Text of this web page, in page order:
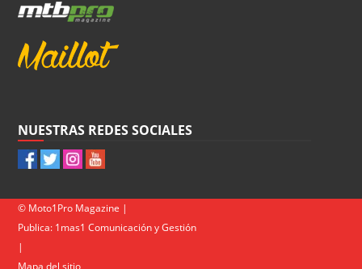
NUESTRAS REDES SOCIALES
© Moto1Pro Magazine |
Publica: 1mas1 Comunicación y Gestión
|